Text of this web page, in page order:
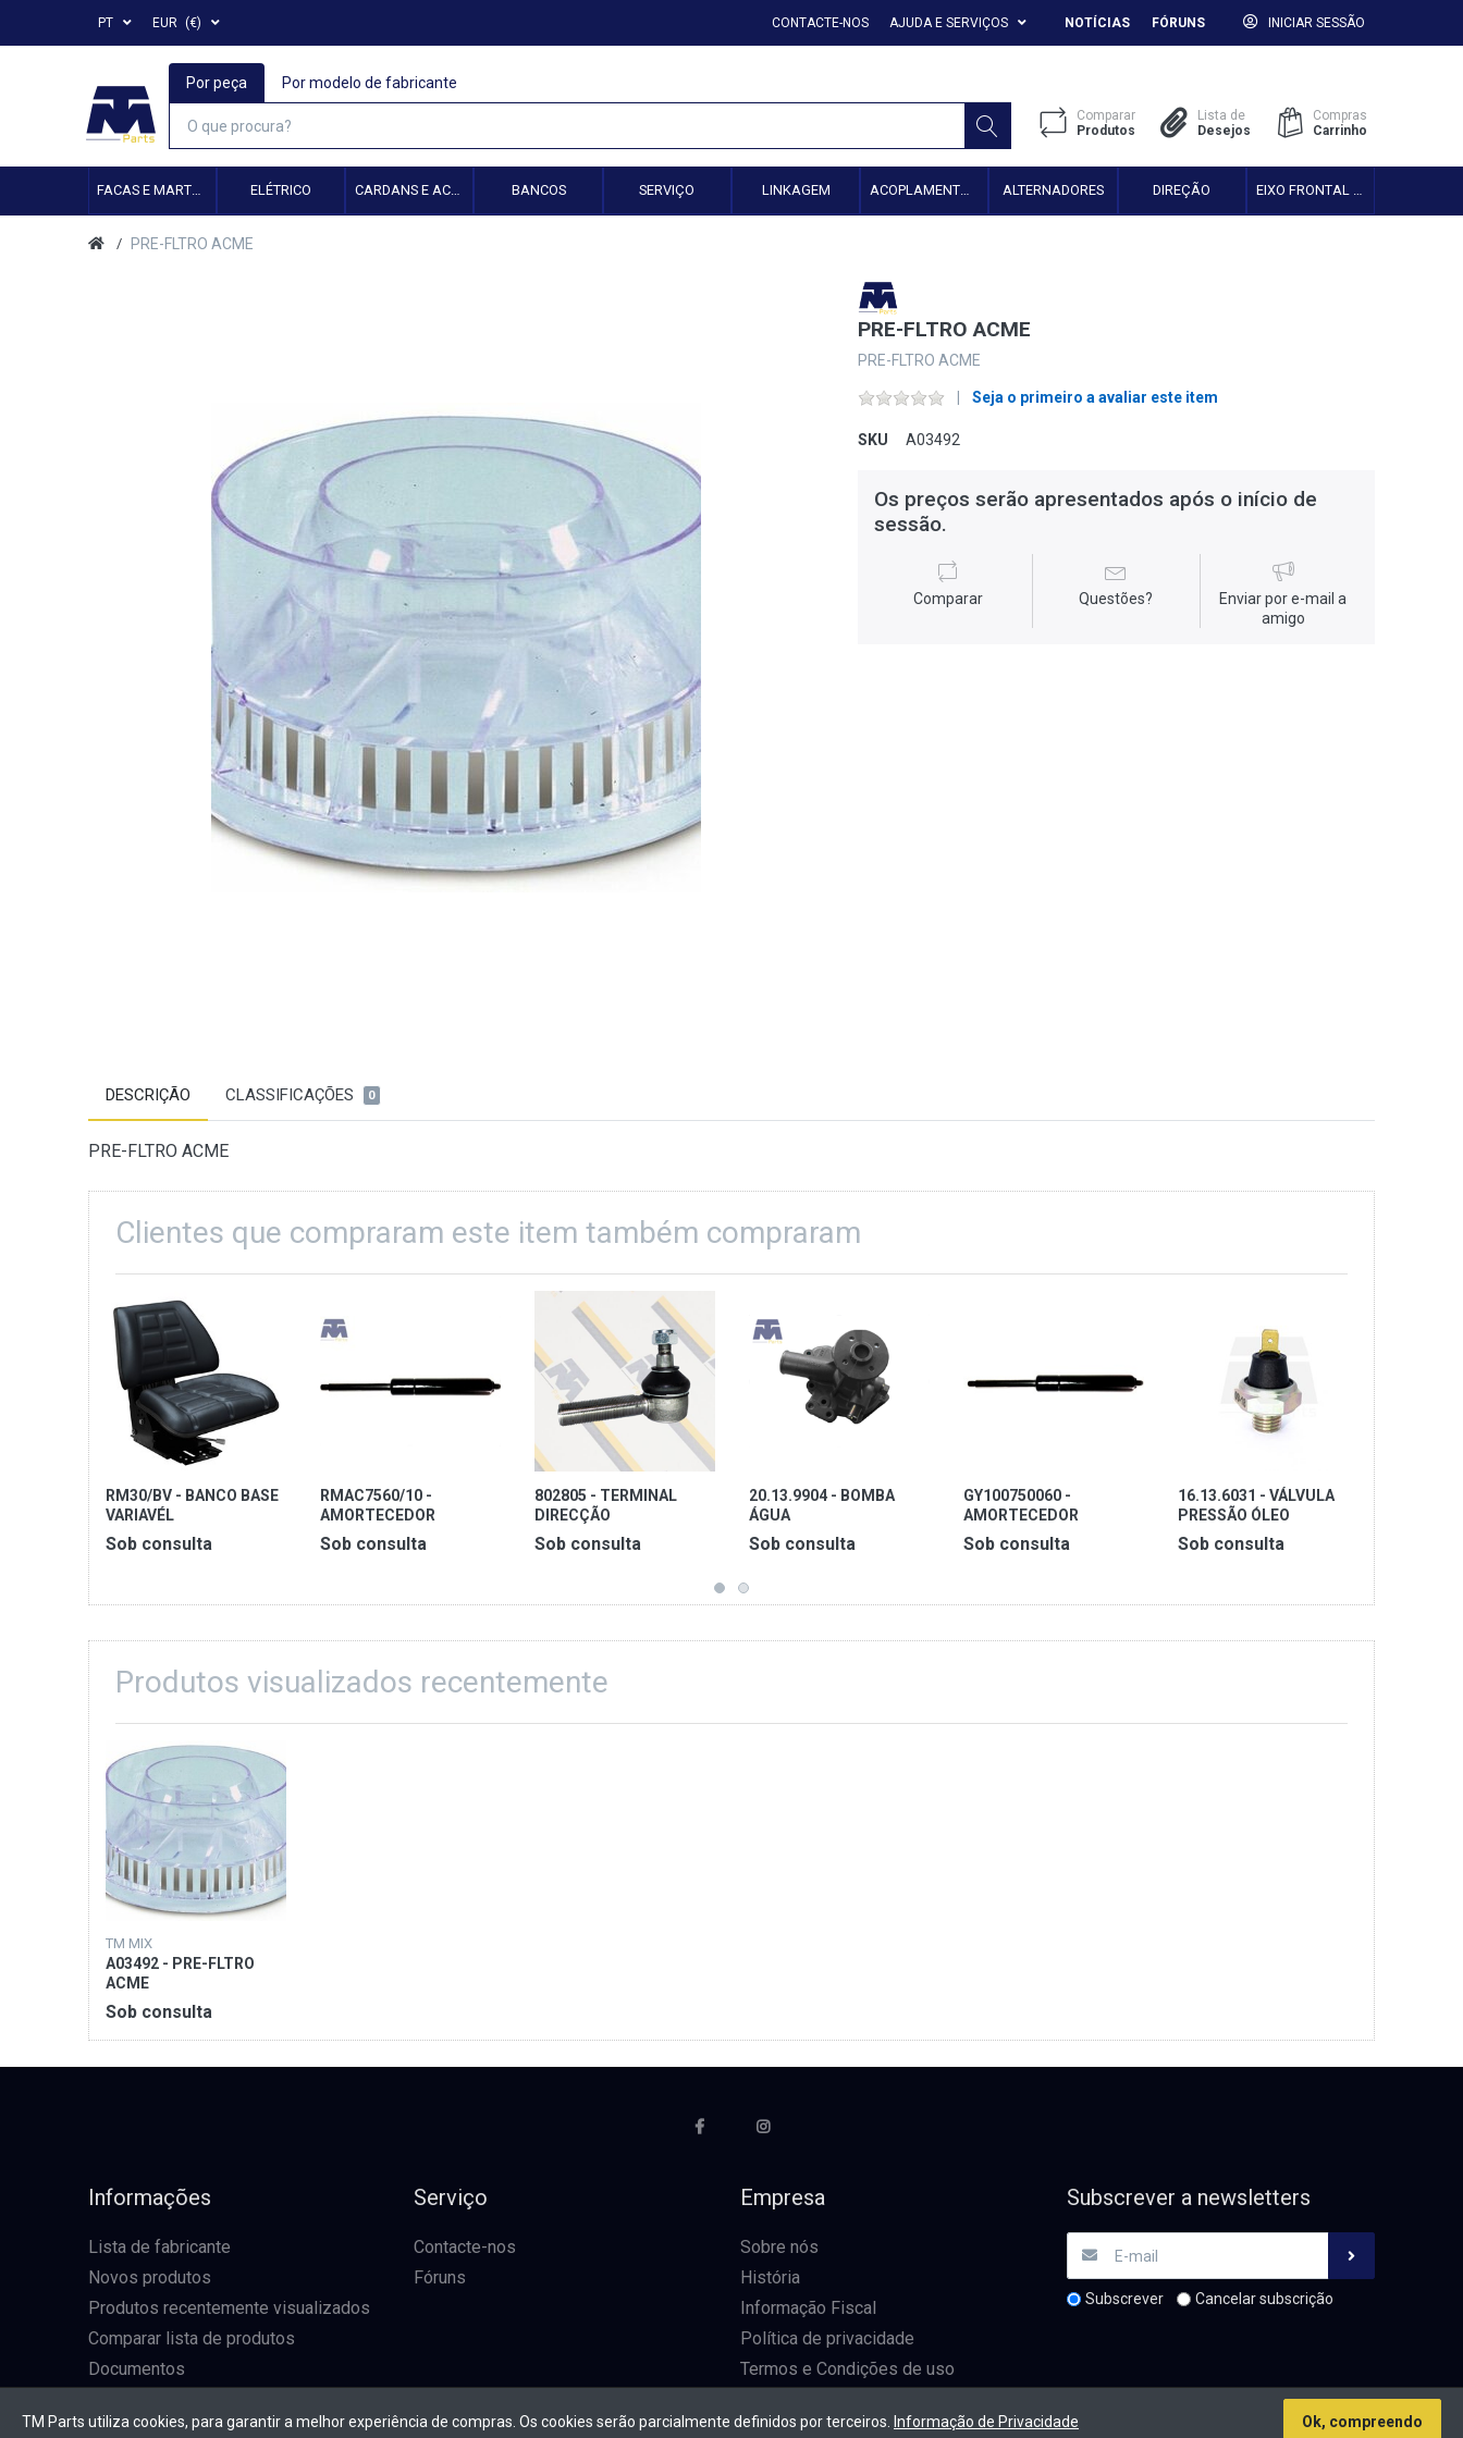
PT EUR (€) CONTACTE-NOS AJUDA E SERVIÇOS NOTÍCIAS FÓRUNS INICIAR SESSÃO
Por peça Por modelo de fabricante
Comparar
Produtos
Lista de
Desejos
Compras
Carrinho
ELÉTRICO CARDANS E ACESSÓRIOS BANCOS SERVIÇO LINKAGEM ACOPLAMENTO HIDRÁULICO ALTERNADORES DIREÇÃO
PRE-FLTRO ACME
PRE-FLTRO ACME
PRE-FLTRO ACME
Seja o primeiro a avaliar este item
SKU A03492
Os preços serão apresentados após o início de
sessão.
Comparar Questões?
Enviar por e-mail a
amigo
DESCRIÇÃO CLASSIFICAÇÕES 0
PRE-FLTRO ACME
Clientes que compraram este item também compraram
RM30/BV - BANCO BASE
VARIAVÉL
Sob consulta
RMAC7560/10 -
AMORTECEDOR
CARROÇARIA
Sob consulta
802805 - TERMINAL
DIRECÇÃO
Sob consulta
20.13.9904 - BOMBA
ÁGUA
FORD/SHIBAURA/PK
Sob consulta
GY100750060 -
AMORTECEDOR
CARROÇARIA
Sob consulta
16.13.6031 - VÁLVULA
PRESSÃO ÓLEO
Sob consulta
Produtos visualizados recentemente
TM MIX
A03492 - PRE-FLTRO
ACME
Sob consulta
Informações
Lista de fabricante
Novos produtos
Produtos recentemente visualizados
Comparar lista de produtos
Documentos
Serviço
Contacte-nos
Fóruns
Empresa
Sobre nós
História
Informação Fiscal
Política de privacidade
Termos e Condições de uso
Subscrever a newsletters
Subscrever Cancelar subscrição
* Todos os preços excl. IVA, mais envio Direitos de autor &cópia; 2026 TM Parts. Todos os direitos reservados.
TM Parts utiliza cookies, para garantir a melhor experiência de compras. Os cookies serão parcialmente definidos por terceiros. Informação de Privacidade Ok, compreendo